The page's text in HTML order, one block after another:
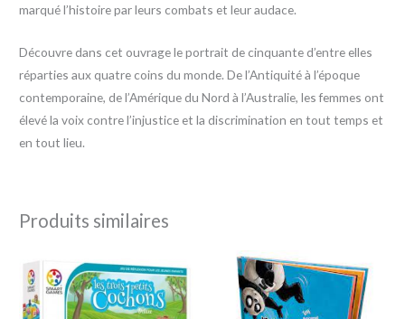
marqué l’histoire par leurs combats et leur audace.
Découvre dans cet ouvrage le portrait de cinquante d’entre elles
réparties aux quatre coins du monde. De l’Antiquité à l’époque
contemporaine, de l’Amérique du Nord à l’Australie, les femmes ont
élevé la voix contre l’injustice et la discrimination en tout temps et
en tout lieu.
Produits similaires